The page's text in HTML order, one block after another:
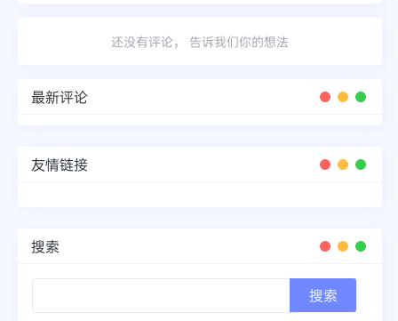
还没有评论， 告诉我们你的想法
最新评论
友情链接
搜索